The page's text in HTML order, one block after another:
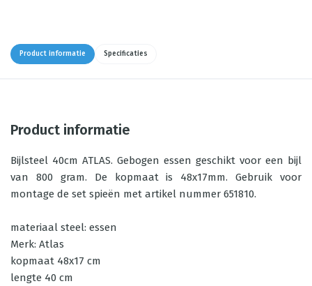
Product informatie Specificaties
Product informatie
Bijlsteel 40cm ATLAS. Gebogen essen geschikt voor een bijl
van 800 gram. De kopmaat is 48x17mm. Gebruik voor
montage de set spieën met artikel nummer 651810.
materiaal steel: essen
Merk: Atlas
kopmaat 48x17 cm
lengte 40 cm